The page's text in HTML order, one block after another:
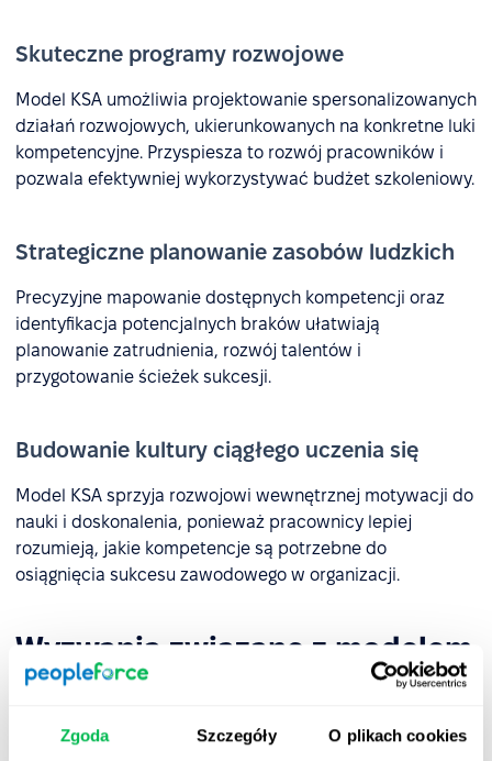
Zgoda Szczegóły O plikach cookies
Skuteczne programy rozwojowe
Model KSA umożliwia projektowanie spersonalizowanych
działań rozwojowych, ukierunkowanych na konkretne luki
kompetencyjne. Przyspiesza to rozwój pracowników i
pozwala efektywniej wykorzystywać budżet szkoleniowy.
Strategiczne planowanie zasobów ludzkich
Precyzyjne mapowanie dostępnych kompetencji oraz
identyfikacja potencjalnych braków ułatwiają
planowanie zatrudnienia, rozwój talentów i
przygotowanie ścieżek sukcesji.
Budowanie kultury ciągłego uczenia się
Model KSA sprzyja rozwojowi wewnętrznej motywacji do
nauki i doskonalenia, ponieważ pracownicy lepiej
rozumieją, jakie kompetencje są potrzebne do
osiągnięcia sukcesu zawodowego w organizacji.
Wyzwania związane z modelem
KSA
Model KSA pomaga skutecznie opisywać kompetencje,
szczególnie te techniczne. Jednak w nowoczesnym HR